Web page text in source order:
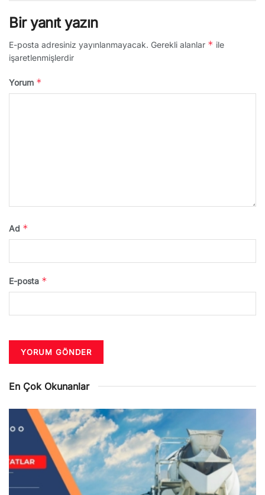
Bir yanıt yazın
E-posta adresiniz yayınlanmayacak. Gerekli alanlar * ile
işaretlenmişlerdir
Yorum *
Ad *
E-posta *
En Çok Okunanlar